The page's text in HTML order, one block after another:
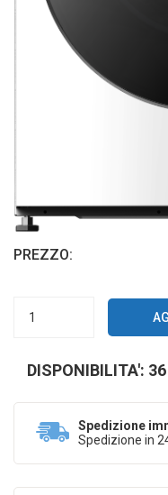
PREZZO:
DISPONIBILITA': 36
Spedizione
Spedizione in